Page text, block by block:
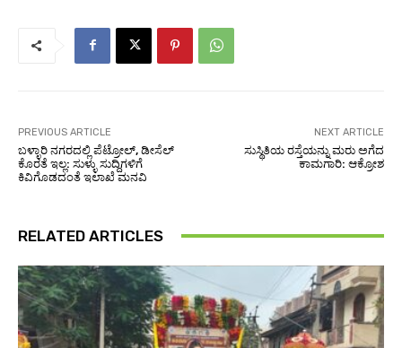
PREVIOUS ARTICLE
ಬಳ್ಳಾರಿ ನಗರದಲ್ಲಿ ಪೆಟ್ರೋಲ್, ಡೀಸೆಲ್
ಕೊರತೆ ಇಲ್ಲ: ಸುಳ್ಳು ಸುದ್ದಿಗಳಿಗೆ
ಕಿವಿಗೊಡದಂತೆ ಇಲಾಖೆ ಮನವಿ
NEXT ARTICLE
ಸುಸ್ಥಿತಿಯ ರಸ್ತೆಯನ್ನು ಮರು ಅಗೆದ
ಕಾಮಗಾರಿ: ಆಕ್ರೋಶ
RELATED ARTICLES